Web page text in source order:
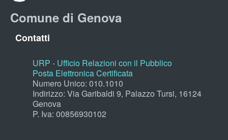
Comune di Genova
Contatti
URP - Ufficio Relazioni con il Pubblico
Posta Elettronica Certificata
Numero Unico: 010.1010
Indirizzo: Via Garibaldi 9, Palazzo Tursi, 16124
Genova
P. Iva: 00856930102